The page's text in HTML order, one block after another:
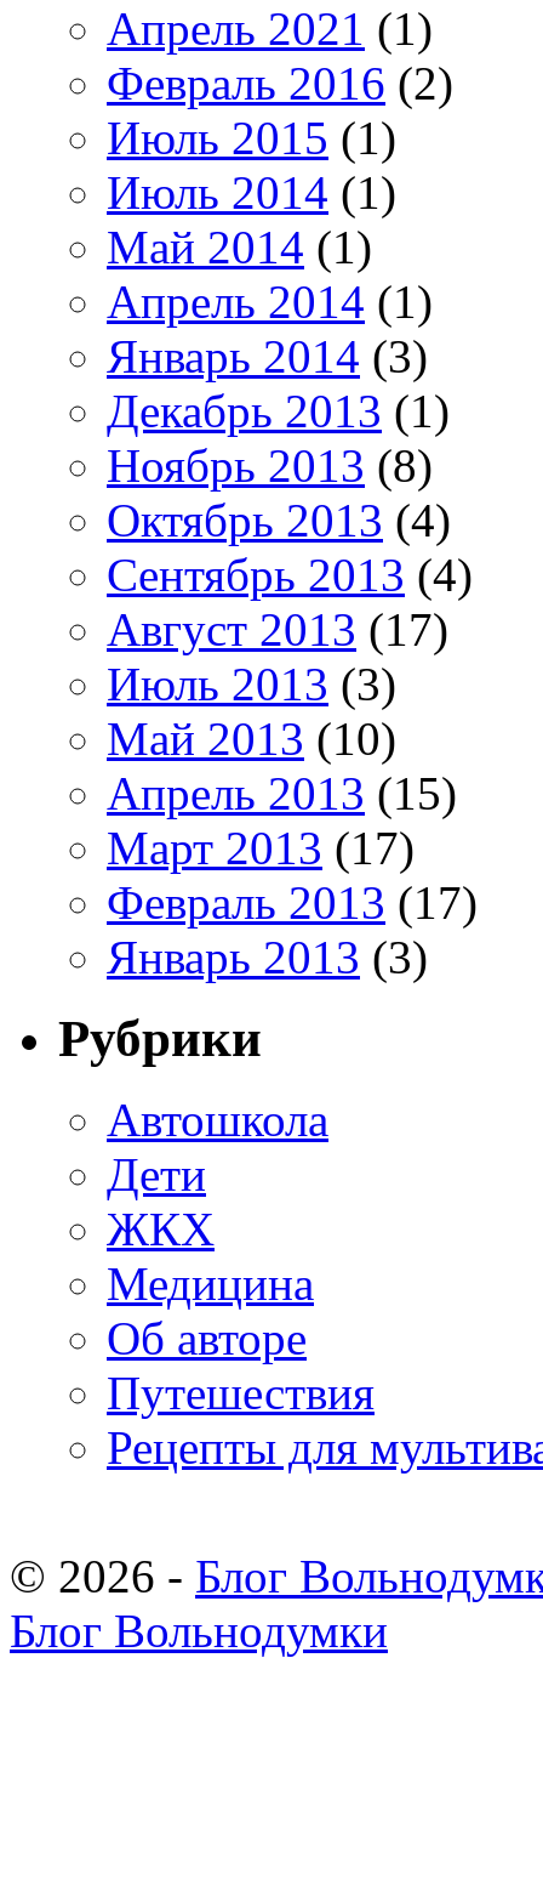
Апрель 2021 (1)
Февраль 2016 (2)
Июль 2015 (1)
Июль 2014 (1)
Май 2014 (1)
Апрель 2014 (1)
Январь 2014 (3)
Декабрь 2013 (1)
Ноябрь 2013 (8)
Октябрь 2013 (4)
Сентябрь 2013 (4)
Август 2013 (17)
Июль 2013 (3)
Май 2013 (10)
Апрель 2013 (15)
Март 2013 (17)
Февраль 2013 (17)
Январь 2013 (3)
Рубрики
Автошкола
Дети
ЖКХ
Медицина
Об авторе
Путешествия
Рецепты для
© 2026 - Блог
Блог Вольнодумки